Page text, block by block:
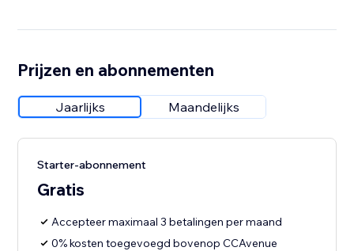
Prijzen en abonnementen
Jaarlijks Maandelijks
Starter-abonnement
Gratis
Accepteer maximaal 3 betalingen per maand
0% kosten toegevoegd bovenop CCAvenue